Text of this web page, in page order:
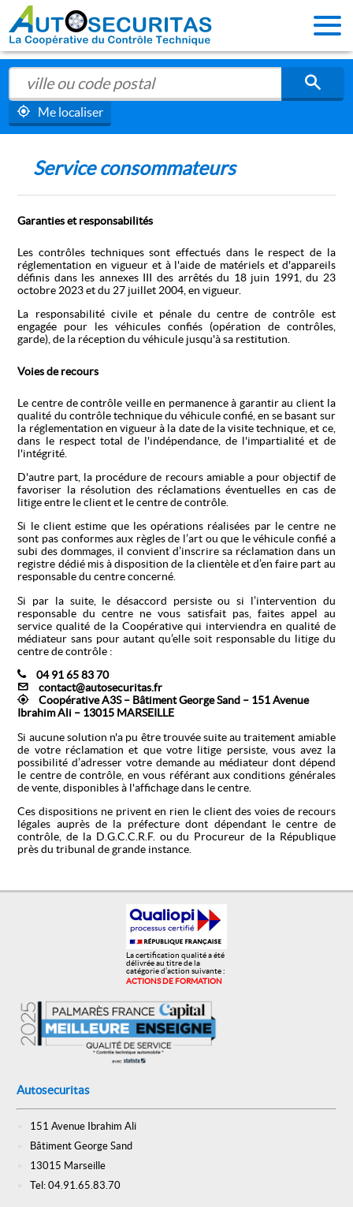
Me localiser
Service consommateurs
Garanties et responsabilités
Les contrôles techniques sont effectués dans le respect de la
réglementation en vigueur et à l'aide de matériels et d'appareils
définis dans les annexes III des arrêtés du 18 juin 1991, du 23
octobre 2023 et du 27 juillet 2004, en vigueur.
La responsabilité civile et pénale du centre de contrôle est
engagée pour les véhicules confiés (opération de contrôles,
garde), de la réception du véhicule jusqu'à sa restitution.
Voies de recours
Le centre de contrôle veille en permanence à garantir au client la
qualité du contrôle technique du véhicule confié, en se basant sur
la réglementation en vigueur à la date de la visite technique, et ce,
dans le respect total de l'indépendance, de l'impartialité et de
l'intégrité.
D'autre part, la procédure de recours amiable a pour objectif de
favoriser la résolution des réclamations éventuelles en cas de
litige entre le client et le centre de contrôle.
Si le client estime que les opérations réalisées par le centre ne
sont pas conformes aux règles de l’art ou que le véhicule confié a
subi des dommages, il convient d’inscrire sa réclamation dans un
registre dédié mis à disposition de la clientèle et d’en faire part au
responsable du centre concerné.
Si par la suite, le désaccord persiste ou si l’intervention du
responsable du centre ne vous satisfait pas, faites appel au
service qualité de la Coopérative qui interviendra en qualité de
médiateur sans pour autant qu’elle soit responsable du litige du
centre de contrôle :
04 91 65 83 70
contact@autosecuritas.fr
Coopérative A3S – Bâtiment George Sand – 151 Avenue
Ibrahim Ali – 13015 MARSEILLE
Si aucune solution n'a pu être trouvée suite au traitement amiable
de votre réclamation et que votre litige persiste, vous avez la
possibilité d’adresser votre demande au médiateur dont dépend
le centre de contrôle, en vous référant aux conditions générales
de vente, disponibles à l'affichage dans le centre.
Ces dispositions ne privent en rien le client des voies de recours
légales auprès de la préfecture dont dépendant le centre de
contrôle, de la D.G.C.C.R.F. ou du Procureur de la République
près du tribunal de grande instance.
La certification qualité a été
délivrée au titre de la
catégorie d’action suivante :
ACTIONS DE FORMATION
Autosecuritas
151 Avenue Ibrahim Ali
Bâtiment George Sand
13015 Marseille
Tel: 04.91.65.83.70